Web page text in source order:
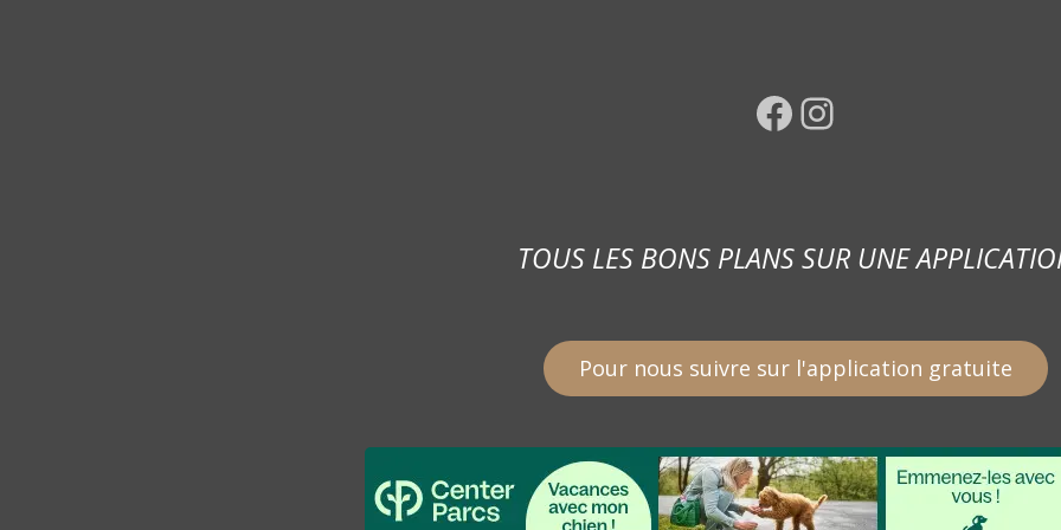
Facebook Instagram
TOUS LES BONS PLANS SUR UNE
Pour nous suivre sur l'application gratuite